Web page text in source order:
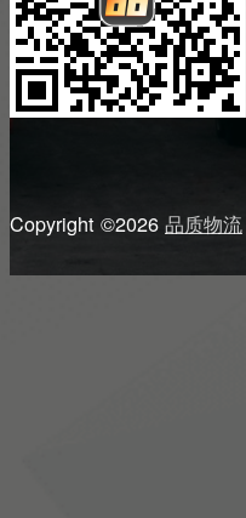
Copyright ©2026 品质物流